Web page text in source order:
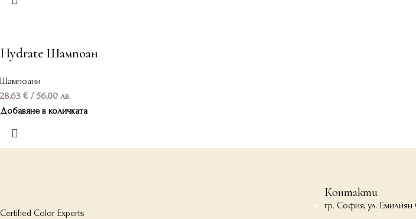
Hydrate Шампоан
Шампоани
28,63 € / 56,00 лв.
Добавяне в количката
Certified Color Experts
Контакти
гр. София, ул. Емилиян